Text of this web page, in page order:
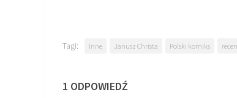
Tagi: Inne Janusz Christa Polski komiks
1 ODPOWIEDŹ